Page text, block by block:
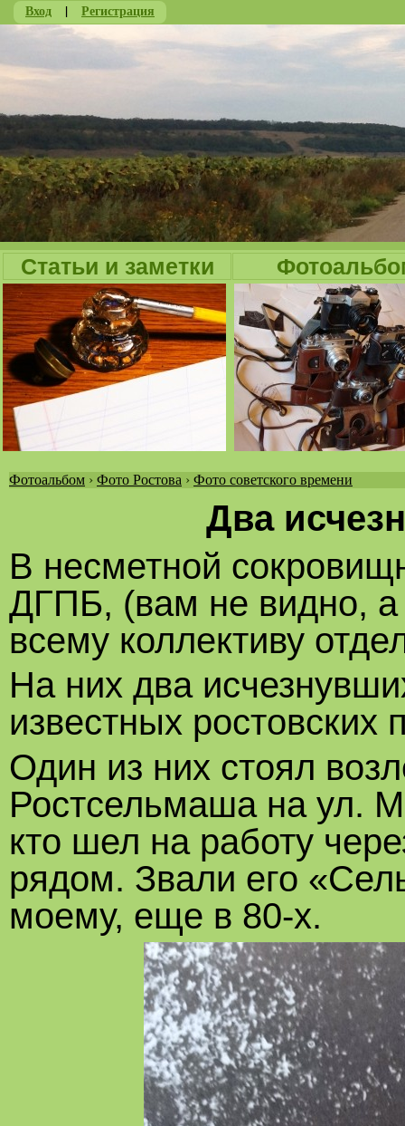
Вход | Регистрация
Статьи и заметки
Фотоальбом › Фото Ростова › Фото советского времени
Два
В несметной
ДГПБ, (вам не видно, а
всему коллективу
На них два
известных ростовских
Один из них стоял
Ростсельмаша на ул.
кто шел на работу
рядом. Звали его
моему, еще в 80-х.